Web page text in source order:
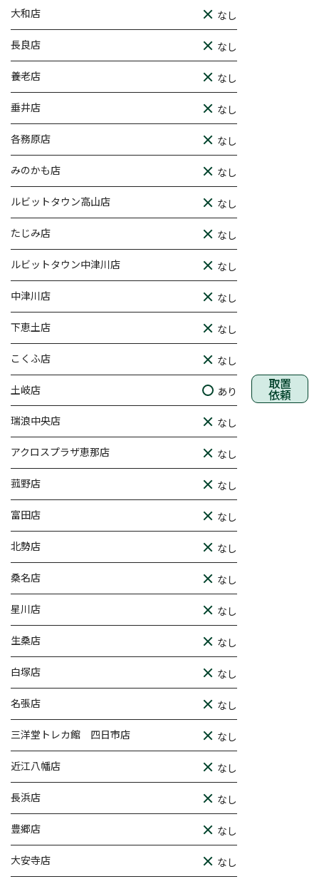
大和店 なし
長良店 なし
養老店 なし
垂井店 なし
各務原店 なし
みのかも店 なし
ルビットタウン高山店 なし
たじみ店 なし
ルビットタウン中津川店 なし
中津川店 なし
下恵土店 なし
こくふ店 なし
土岐店 あり 取置
依頼
瑞浪中央店 なし
アクロスプラザ恵那店 なし
菰野店 なし
富田店 なし
北勢店 なし
桑名店 なし
星川店 なし
生桑店 なし
白塚店 なし
名張店 なし
三洋堂トレカ館 四日市店 なし
近江八幡店 なし
長浜店 なし
豊郷店 なし
大安寺店 なし